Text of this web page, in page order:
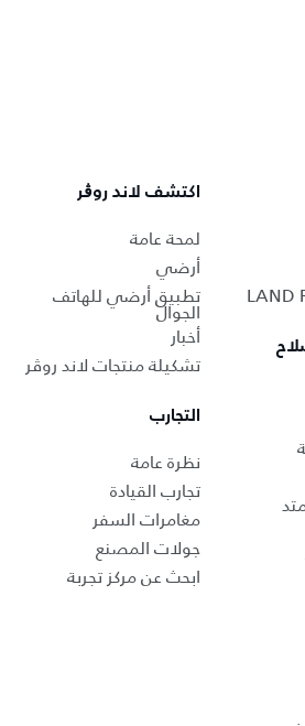
اكتشف لاند روڨر
لمحة عامة
أرضي
تطبيق أرضي للهاتف
الجوال
أخبار
تشكيلة منتجات لاند روڤر
التجارب
نظرة عامة
تجارب القيادة
مغامرات السفر
جولات المصنع
ابحث عن مركز تجربة